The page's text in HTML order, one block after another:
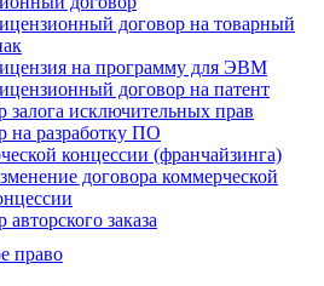
договор на товарный
на программу для ЭВМ
договор на патент
залога исключительных прав
на разработку ПО
концессии (франчайзинга)
договора коммерческой
авторского заказа
право